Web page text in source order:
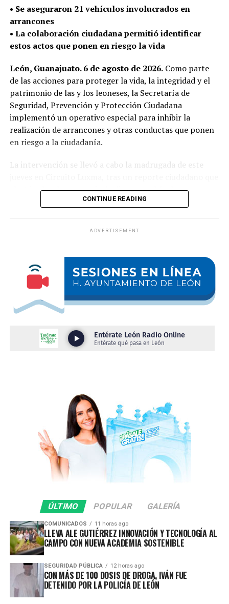
La Secretaría de Seguridad, Prevención y Protección
Ciudadana continúa con el despliegue policial en las
calles para detectar y retirar armas de fuego que puedan
ser utilizadas en la comisión de delitos y atender de
•⁠ ⁠Se aseguraron 21 vehículos involucrados en
arrancones
•⁠ ⁠La colaboración ciudadana permitió identificar
estos actos que ponen en riesgo la vida
León, Guanajuato. 6 de agosto de 2026.Como parte
de las acciones para proteger la vida, la integridad y el
patrimonio de las y los leoneses, la Secretaría de
Seguridad, Prevención y Protección Ciudadana
implementó un operativo especial para inhibir la
realización de arrancones y otras conductas que ponen
en riesgo a la ciudadanía.
La intervención se llevó a cabo la madrugada de este
alertó sobre la presencia de diversos vehículos
realizando competencias ilegales de velocidad.
•⁠ ⁠2 personas presentadas por conducir bajo los influjos
del alcohol
Como parte del protocolo de actuación, a los
médica correspondiente para determinar su estado
condiciones que representan un riesgo para quienes
conducen y para las personas que transitan por la vía
Estos operativos tienen como principal objetivo
prevenir hechos de tránsito con consecuencias fatales,
inhibir conductas de riesgo y garantizar que las
vialidades sean espacios seguros para todas y todos.
En lo que va del 2026 se ha infraccionado a 442
vehículos por participar en arrancones.
Gracias a la oportuna denuncia ciudadana y a la rápida
respuesta de las corporaciones de seguridad, durante
esta intervención se previnieron accidentes y se evitó
que estas conductas representaran un mayor peligro
para la ciudadanía.
CONTINUE READING
ADVERTISEMENT
ÚLTIMO POPULAR GALERÍA
COMUNICADOS 11 horas ago
LLEVA ALE GUTIÉRREZ INNOVACIÓN Y TECNOLOGÍA AL
CAMPO CON NUEVA ACADEMIA SOSTENIBLE
SEGURIDAD PÚBLICA 12 horas ago
CON MÁS DE 100 DOSIS DE DROGA, IVÁN FUE
DETENIDO POR LA POLICÍA DE LEÓN